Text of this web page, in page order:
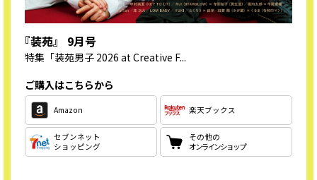
『装苑』 9月号
特集 「装苑男子 2026 at Creative F...
ご購入はこちらから
Amazon 楽天ブックス
セブンネット
ショッピング
その他の
オンラインショップ